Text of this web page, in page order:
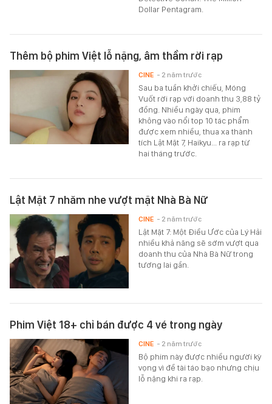
Dollar Pentagram.
Thêm bộ phim Việt lỗ nặng, âm thầm rời rạp
Sau ba tuần khởi chiếu, Móng
Vuốt rời rạp với doanh thu 3,88 tỷ
đồng. Nhiều ngày qua, phim
không vào nổi top 10 tác phẩm
được xem nhiều, thua xa thành
tích Lật Mặt 7, Haikyu... ra rạp từ
hai tháng trước.
CINE - 2 năm trước
Lật Mặt 7 nhăm nhe vượt mặt Nhà Bà Nữ
Lật Mặt 7: Một Điều Ước của Lý Hải
nhiều khả năng sẽ sớm vượt qua
doanh thu của Nhà Bà Nữ trong
tương lai gần.
CINE - 2 năm trước
Phim Việt 18+ chỉ bán được 4 vé trong ngày
Bộ phim này được nhiều người kỳ
vọng vì đề tài táo bạo nhưng chịu
lỗ nặng khi ra rạp.
CINE - 2 năm trước